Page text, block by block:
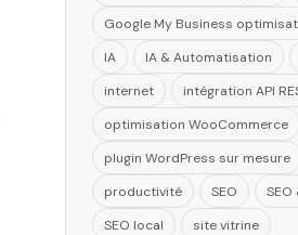
Google My Business
IA
IA & Automatisation
internet
intégration API
optimisation WooCommerce
plugin WordPress sur mesure
productivité
SEO
SEO local
site vitrine